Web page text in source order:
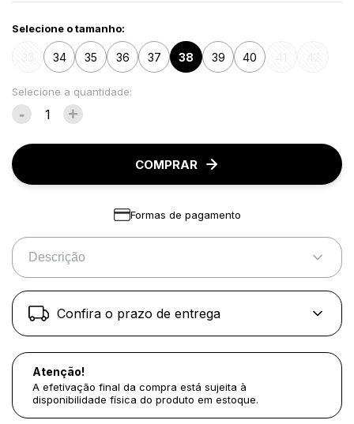
Selecione o tamanho:
34 35 36 37 38 39 40
Selecione a quantidade:
- +
COMPRAR
Formas de pagamento
Descrição
Confira o prazo de entrega
Atenção!
A efetivação final da compra está sujeita à
disponibilidade física do produto em estoque.